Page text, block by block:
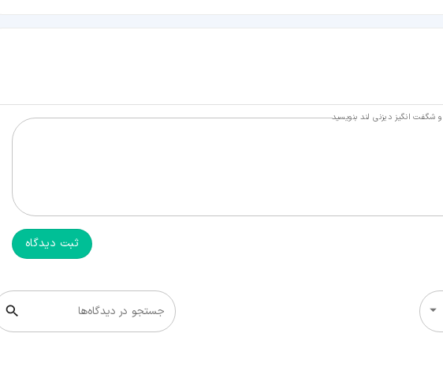
و شگفت انگیز دیزنی لند بنویسید
ثبت دیدگاه
جستجو در دیدگاه‌ها